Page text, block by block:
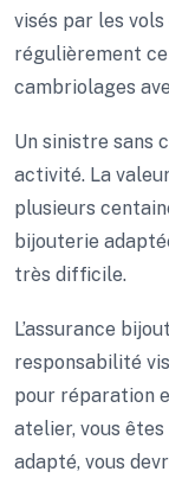
visés par les
régulièrement
cambriolages
Un sinistre sans
activité. La
plusieurs
bijouterie
très difficile.
L’assurance
responsabilité
pour réparation
atelier, vous êtes
adapté, vous